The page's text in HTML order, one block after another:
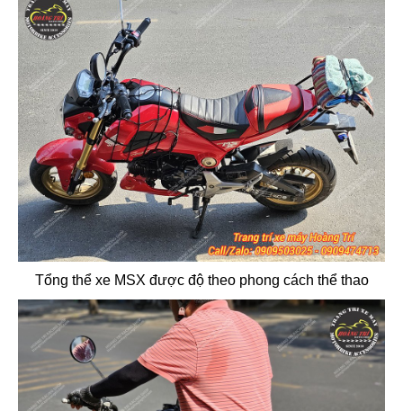
Tổng thể xe MSX được độ theo phong cách thể thao